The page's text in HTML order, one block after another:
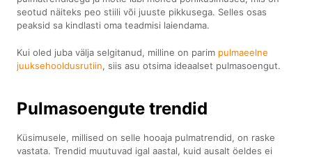
seotud näiteks peo stiili või juuste pikkusega. Selles osas
peaksid sa kindlasti oma teadmisi laiendama.
Kui oled juba välja selgitanud, milline on parim pulmaeelne
juuksehooldusrutiin, siis asu otsima ideaalset pulmasoengut.
Pulmasoengute trendid
Küsimusele, millised on selle hooaja pulmatrendid, on raske
vastata. Trendid muutuvad igal aastal, kuid ausalt öeldes ei